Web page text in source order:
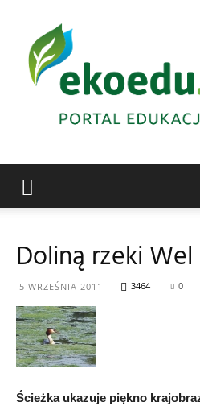
Doliną rzeki Wel
5 WRZEŚNIA 2011 3464 0
Ścieżka ukazuje piękno